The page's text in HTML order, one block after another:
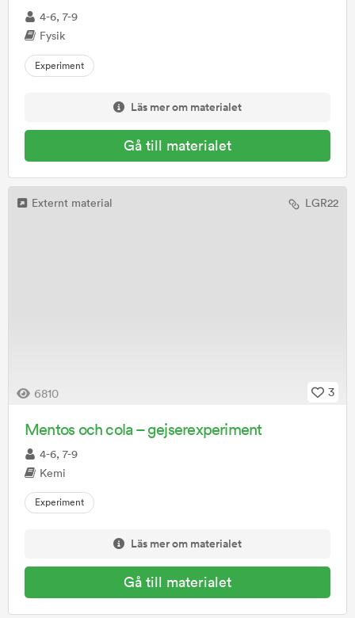
4-6, 7-9
Fysik
Experiment
Läs mer om materialet
Gå till materialet
Externt material LGR22
6810 3
Mentos och cola – gejserexperiment
4-6, 7-9
Kemi
Experiment
Läs mer om materialet
Gå till materialet